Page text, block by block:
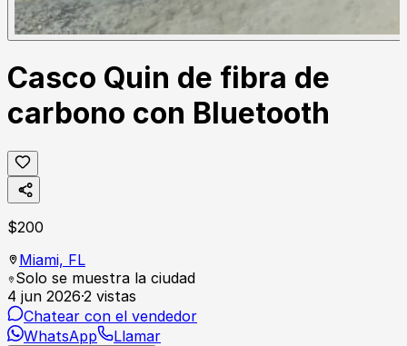
Casco Quin de fibra de
carbono con Bluetooth
$200
Miami, FL
Solo se muestra la ciudad
4 jun 2026·2 vistas
Chatear con el vendedor
WhatsApp
Llamar